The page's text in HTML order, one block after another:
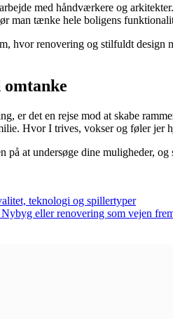
med håndværkere og
man tænke hele boligens
hvor renovering og stilfuldt
omtanke
er det en rejse mod at skabe
Hvor I trives, vokser og føler jer
at undersøge dine muligheder,
teknologi og spillertyper
eller renovering som vejen